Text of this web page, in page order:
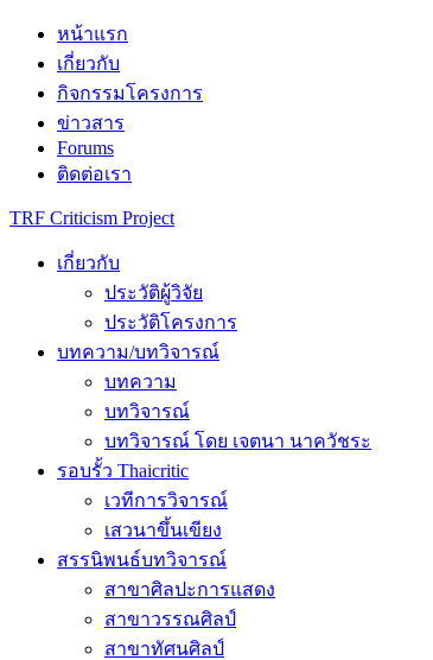
Skip
content
หน้าแรก
เกี่ยวกับ
กิจกรรมโครงการ
ข่าวสาร
Forums
ติดต่อเรา
TRF Criticism Project
เกี่ยวกับ
ประวัติผู้วิจัย
ประวัติโครงการ
บทความ/บทวิจารณ์
บทความ
บทวิจารณ์
บทวิจารณ์ โดย เจตนา นาควัชระ
รอบรั้ว Thaicritic
เวทีการวิจารณ์
เสวนาขึ้นเขียง
สรรนิพนธ์บทวิจารณ์
สาขาศิลปะการแสดง
สาขาวรรณศิลป์
สาขาทัศนศิลป์